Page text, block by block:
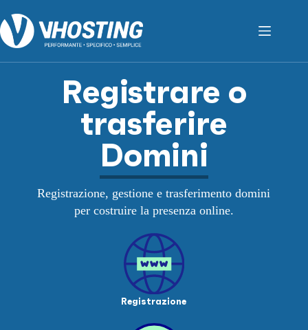
Registrare o
trasferire
Domini
Registrazione, gestione e trasferimento domini
per costruire la presenza online.
Registrazione